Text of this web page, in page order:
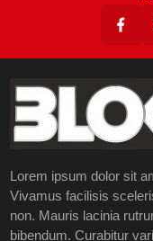
Lorem ipsum dolor sit
Vivamus facilisis
non. Mauris lacinia
bibendum. Curabitur